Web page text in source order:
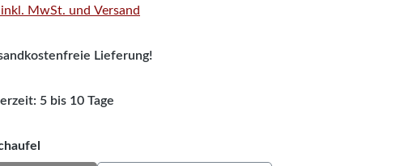
inkl. MwSt. und Versand
Lieferung!
5 bis 10 Tage